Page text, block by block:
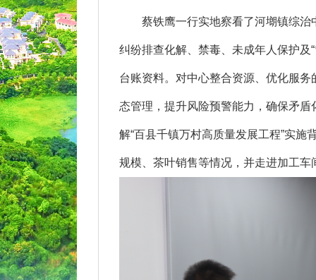
蔡铁鹰一行实地察看了河㙟镇综治
纠纷排查化解、禁毒、未成年人保护及
台账资料。对中心整合资源、优化服
态管理，提升风险预警能力，确保矛
解“百县千镇万村高质量发展工程”实
规模、茶叶销售等情况，并走进加工